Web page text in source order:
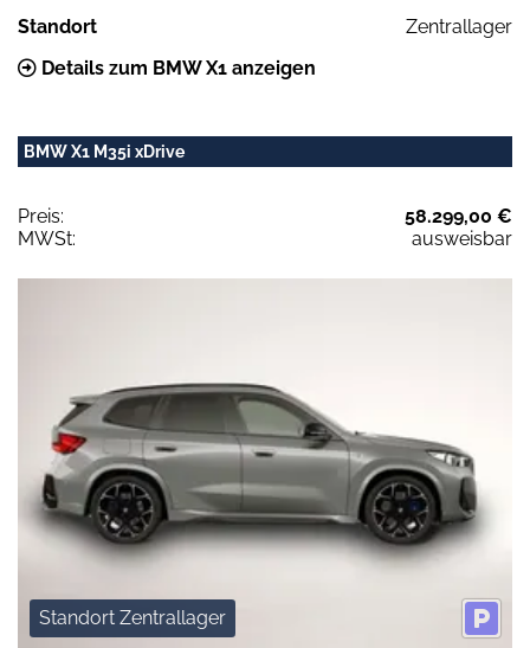
Standort
Zentrallager
Details zum BMW X1 anzeigen
BMW X1 M35i xDrive
Preis:
58.299,00 €
MWSt:
ausweisbar
Standort Zentrallager